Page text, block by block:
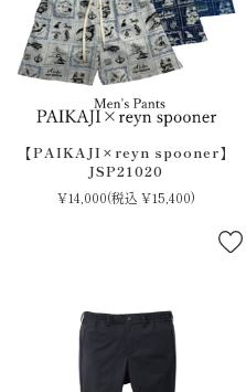
【PAIKAJI×reyn spooner】
JSP21020
¥14,000(税込 ¥15,400)